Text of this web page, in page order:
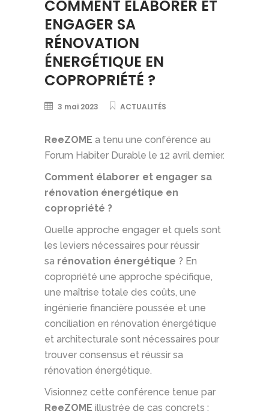
COMMENT ÉLABORER ET
ENGAGER SA
RÉNOVATION
ÉNERGÉTIQUE EN
COPROPRIÉTÉ ?
3 mai 2023 ACTUALITÉS
ReeZOME a tenu une conférence au
Forum Habiter Durable le 12 avril dernier.
Comment élaborer et engager sa
rénovation énergétique en
copropriété ?
Quelle approche engager et quels sont
les leviers nécessaires pour réussir
sa rénovation énergétique ? En
copropriété une approche spécifique,
une maîtrise totale des coûts, une
ingénierie financière poussée et une
conciliation en rénovation énergétique
et architecturale sont nécessaires pour
trouver consensus et réussir sa
rénovation énergétique.
Visionnez cette conférence tenue par
ReeZOME illustrée de cas concrets :